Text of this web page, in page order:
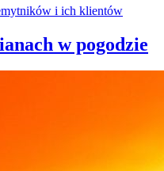
w pogodzie